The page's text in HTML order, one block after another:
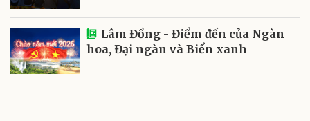
Lâm Đồng - Điểm đến của Ngàn
hoa, Đại ngàn và Biển xanh